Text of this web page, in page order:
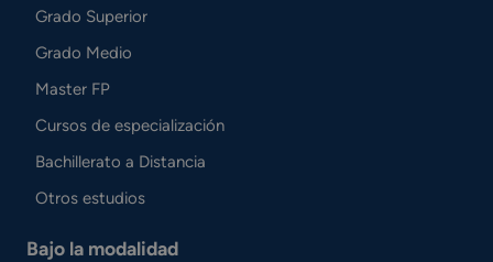
Grado Superior
Grado Medio
Master FP
Cursos de especialización
Bachillerato a Distancia
Otros estudios
Bajo la modalidad